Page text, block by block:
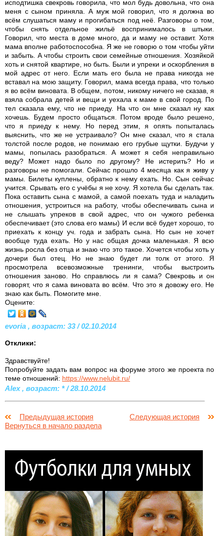
исподтишка свекровь говорила, что мол будь довольна, что она
меня с сыном приняла. А муж мой говорил, что я должна во
всём слушаться маму и прогибаться под неё. Разговоры о том,
чтобы снять отдельное жильё воспринималось в штыки.
Говорил, что места в доме много, да и маму не оставит. Хотя
мама вполне работоспособна. Я же не говорю о том чтобы уйти
и забыть. А чтобы строить свои семейные отношения. Хозяйкой
хоть и снятой квартире, но быть. Были и упреки и оскорбления в
мой адрес от него. Если мать его была не права никогда не
вставал на мою защиту. Говорил, мама всегда права, что только
я во всём виновата. В общем, потом, никому ничего не сказав, я
взяла собрала детей и вещи и уехала к маме в свой город. По
тел сказала ему, что не приеду. На что он мне сказал ну как
хочешь. Будем просто общаться. Потом вроде было решено,
что я приеду к нему. Но перед этим, я опять попыталась
выяснить, что же не устраивало? Он мне сказал, что я стала
толстой после родов, не понимаю его грубые щутки. Будучи у
мамы, попылась разобраться. А может я себя неправильно
веду? Может надо было по другому? Не истерить? Но и
разговоры не помогали. Сейчас прошло 4 месяца как я живу у
мамы. Билеты куплены, обратно к нему ехать. Но. Сын сейчас
учится. Срывать его с учёбы я не хочу. Я хотела бы сделать так.
Пока оставить сына с мамой, а самой поехать туда и наладить
отношения, устроиться на работу, чтобы обеспечивать сына и
не слышать упреков в свой адрес, что он чужого ребенка
обеспечивает (это слова его мамы) И если всё будет хорошо, то
приехать к концу уч. года и забрать сына. Но сын не хочет
вообще туда ехать. Но у нас общая дочка маленькая. Я всю
жизнь росла без отца и знаю что это такое. Хочется чтобы хоть у
дочери был отец. Но не знаю будет ли толк от этого. Я
просмотрела всевозможные тренинги, чтобы выстроить
отношения заново. Но справлюсь ли я сама? Свекровь и он
говорят, что я сама виновата во всём. Что это я довожу его. Не
знаю как быть. Помогите мне.
Оцените:
evoria , возраст: 33 / 02.10.2014
Отклики:
Здравствуйте!
Попробуйте задать вам вопрос на форуме этого же проекта по
теме отношений: https://www.nelubit.ru/
Alex , возраст: * / 28.10.2014
Предыдущая история
Следующая история
Вернуться в начало раздела